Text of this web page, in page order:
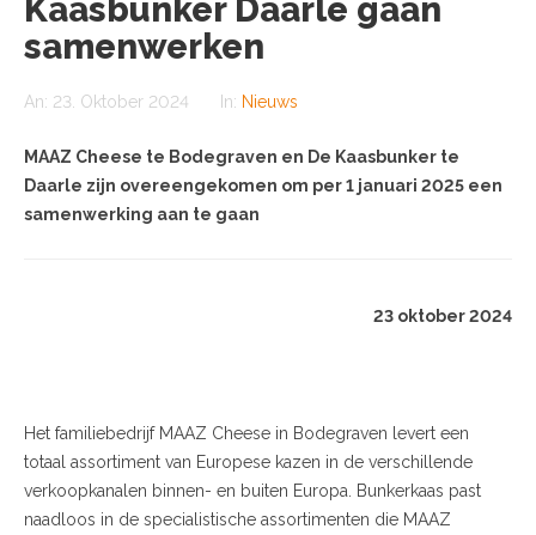
Kaasbunker Daarle gaan
samenwerken
An: 23. Oktober 2024 In: Nieuws
MAAZ Cheese te Bodegraven en De Kaasbunker te
Daarle zijn overeengekomen om per 1 januari 2025 een
samenwerking aan te gaan
23 oktober 2024
Het familiebedrijf MAAZ Cheese in Bodegraven levert een
totaal assortiment van Europese kazen in de verschillende
verkoopkanalen binnen- en buiten Europa. Bunkerkaas past
naadloos in de specialistische assortimenten die MAAZ